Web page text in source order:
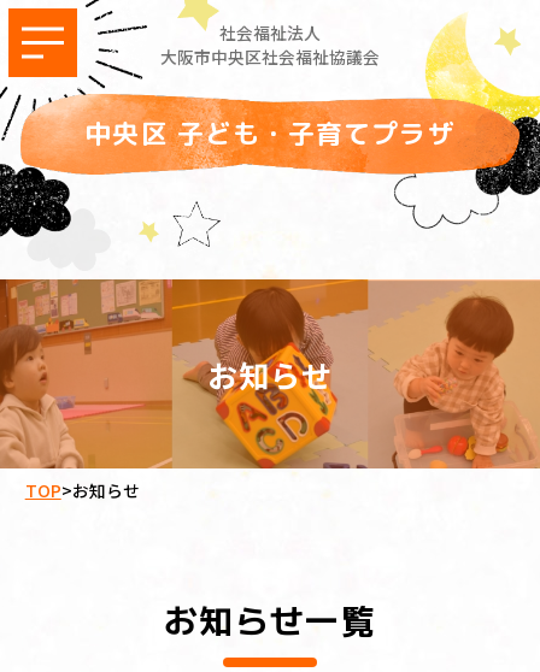
社会福祉法人
大阪市中央区社会福祉協議会
中央区 子ども・子育てプラザ
お知らせ
TOP>お知らせ
お知らせ一覧